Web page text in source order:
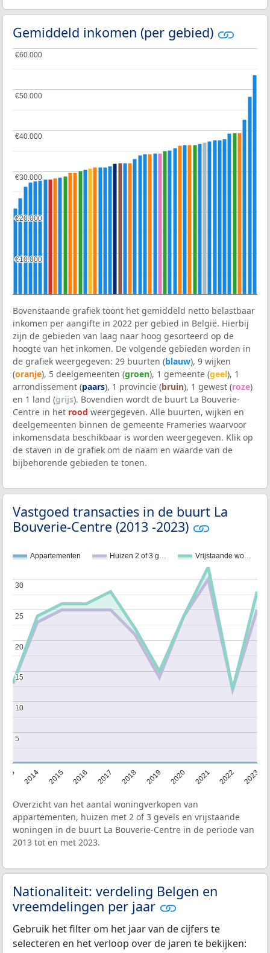
Gemiddeld inkomen (per gebied)
€10.000
€10.000
€20.000
€20.000
€30.000
€30.000
€40.000
€40.000
€50.000
€50.000
€60.000
€60.000
Bovenstaande grafiek toont het gemiddeld netto belastbaar
inkomen per aangifte in 2022 per gebied in België. Hierbij
zijn de gebieden van laag naar hoog gesorteerd op de
hoogte van het inkomen. De volgende gebieden worden in
de grafiek weergegeven: 29 buurten (blauw), 9 wijken
(oranje), 5 deelgemeenten (groen), 1 gemeente (geel), 1
arrondissement (paars), 1 provincie (bruin), 1 gewest (roze)
en 1 land (grijs). Bovendien wordt de buurt La Bouverie-
Centre in het rood weergegeven. Alle buurten, wijken en
deelgemeenten binnen de gemeente Frameries waarvoor
inkomensdata beschikbaar is worden weergegeven. Klik op
de staven in de grafiek om de naam en waarde van de
bijbehorende gebieden te tonen.
Vastgoed transacties in de buurt La
Bouverie-Centre (2013 -2023)
Appartementen Huizen 2 of 3 g… Vrijstaande wo…
2014 2015 2016 2017 2018 2019 2020 2021 2022 2023
5
5
10
10
15
15
20
20
25
25
30
30
Overzicht van het aantal woningverkopen van
appartementen, huizen met 2 of 3 gevels en vrijstaande
woningen in de buurt La Bouverie-Centre in de periode van
2013 tot en met 2023.
Nationaliteit: verdeling Belgen en
vreemdelingen per jaar
Gebruik het filter om het jaar van de cijfers te
selecteren en het verloop over de jaren te bekijken: